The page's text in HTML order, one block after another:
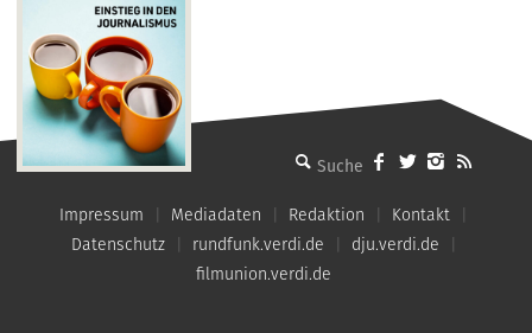
MMM - Menschen machen Medien
Impressum Mediadaten Redaktion
Kontakt
Datenschutz
rundfunk.verdi.de
dju.verdi.de
filmunion.verdi.de